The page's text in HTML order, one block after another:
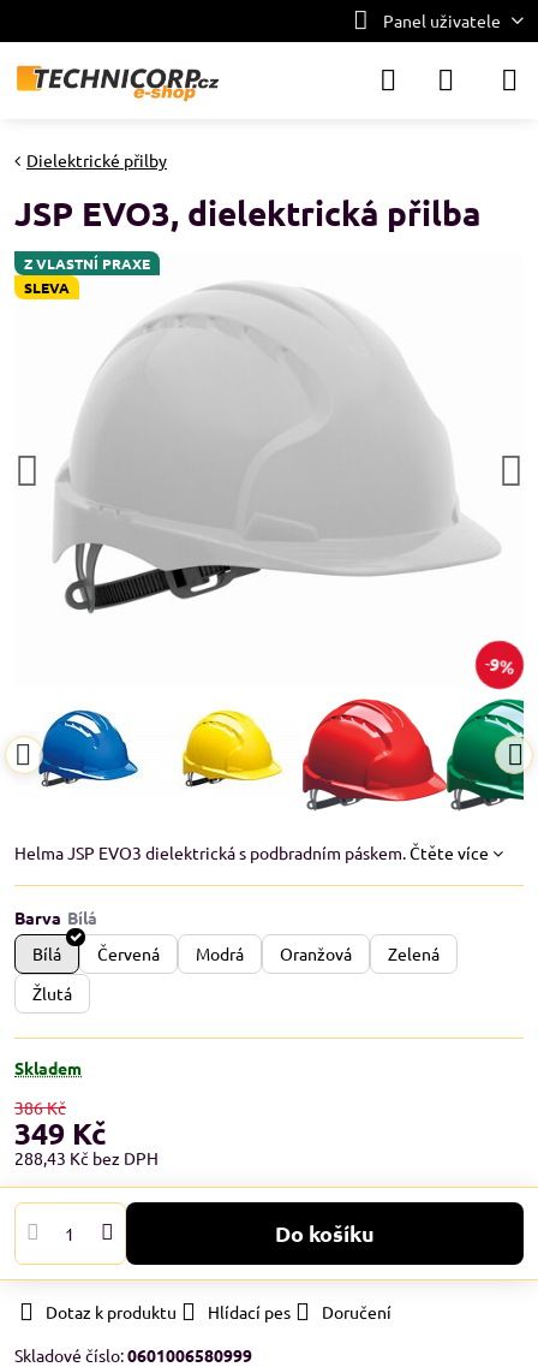
Panel uživatele
Z VLASTNÍ PRAXE
SLEVA
9%
Dielektrické přilby
JSP EVO3, dielektrická přilba
Helma JSP EVO3 dielektrická s podbradním páskem.Čtěte více
Barva
Bílá
Červená Modrá Oranžová
Zelená
Žlutá
Skladem
386 Kč
349 Kč
288,43 Kč bez DPH
Do košíku
Dotaz k produktu Hlídací pes
Doručení
Skladové číslo:0601006580999